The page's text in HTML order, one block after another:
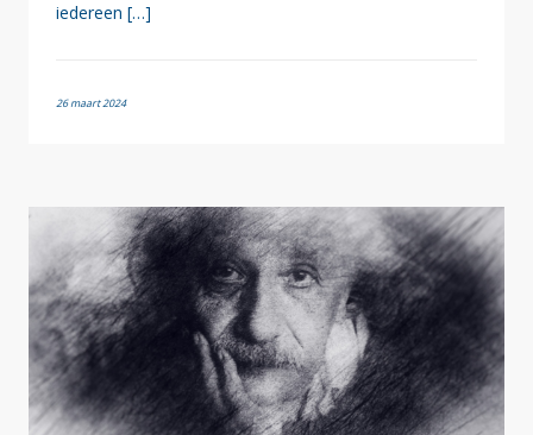
iedereen […]
26 maart 2024